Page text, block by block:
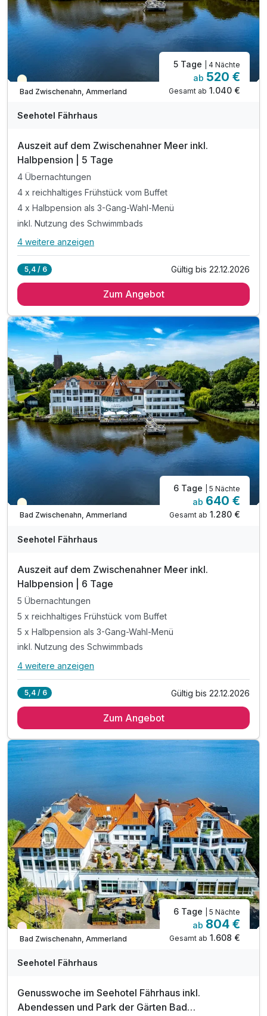
inkl. Parkplatz nach Verfügbarkeit
inkl. W-Lan
Teilweise ausgelastet
Bad Zwischenahn, Ammerland
5 Tage | 4 Nächte
ab 520 €
Gesamt ab 1.040 €
Seehotel Fährhaus
Auszeit auf dem Zwischenahner Meer inkl.
Halbpension | 5 Tage
4 Übernachtungen
4 x reichhaltiges Frühstück vom Buffet
4 x Halbpension als 3-Gang-Wahl-Menü
inkl. Nutzung des Schwimmbads
Alle Inklusivleistungen
4 x reichhaltiges Frühstück vom Buffet
inkl. Nutzung des Schwimmbads
inkl. 1 Flasche Mineralwasser auf dem Zimmer
inkl. flauschiger Bademantel auf dem Zimmer
inkl. Saunanutzung
inkl. Parkplatz
4 weitere anzeigen
5,4 / 6 Gültig bis 22.12.2026
Zum Angebot
Teilweise ausgelastet
Bad Zwischenahn, Ammerland
6 Tage | 5 Nächte
ab 640 €
Gesamt ab 1.280 €
Seehotel Fährhaus
Auszeit auf dem Zwischenahner Meer inkl.
Halbpension | 6 Tage
5 Übernachtungen
5 x reichhaltiges Frühstück vom Buffet
5 x Halbpension als 3-Gang-Wahl-Menü
inkl. Nutzung des Schwimmbads
Alle Inklusivleistungen
5 x reichhaltiges Frühstück vom Buffet
inkl. Nutzung des Schwimmbads
inkl. 1 Flasche Mineralwasser auf dem Zimmer
inkl. flauschiger Bademantel auf dem Zimmer
inkl. Saunanutzung
inkl. Parkplatz
4 weitere anzeigen
5,4 / 6 Gültig bis 22.12.2026
Zum Angebot
Nur noch Restplätze
Bad Zwischenahn, Ammerland
6 Tage | 5 Nächte
ab 804 €
Gesamt ab 1.608 €
Seehotel Fährhaus
Genusswoche im Seehotel Fährhaus inkl.
Abendessen und Park der Gärten Bad